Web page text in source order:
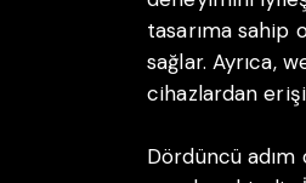
tasarıma sahip
sağlar. Ayrıca,
cihazlardan
Dördüncü